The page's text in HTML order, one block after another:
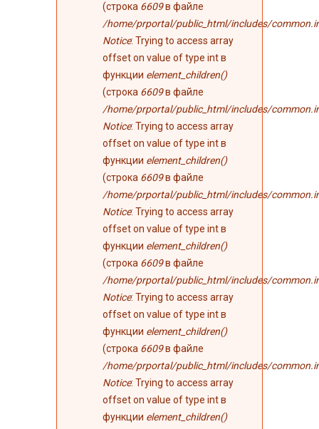
(строка 6609в файле
/home/prportal/public_html/includes/
Notice: Trying to access array
offset on value of type int в
функции element_children()
(строка 6609в файле
/home/prportal/public_html/includes/
Notice: Trying to access array
offset on value of type int в
функции element_children()
(строка 6609в файле
/home/prportal/public_html/includes/
Notice: Trying to access array
offset on value of type int в
функции element_children()
(строка 6609в файле
/home/prportal/public_html/includes/
Notice: Trying to access array
offset on value of type int в
функции element_children()
(строка 6609в файле
/home/prportal/public_html/includes/
Notice: Trying to access array
offset on value of type int в
функции element_children()